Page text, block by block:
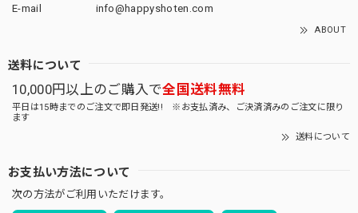
E-mail
info@happyshoten.com
ABOUT
送料について
10,000円以上のご購入で全国送料無料
平日は15時までのご注文で即日発送!! ※お支払済み、ご決済済みのご注文に限り
ます
送料について
お支払い方法について
次の方法がご利用いただけます。